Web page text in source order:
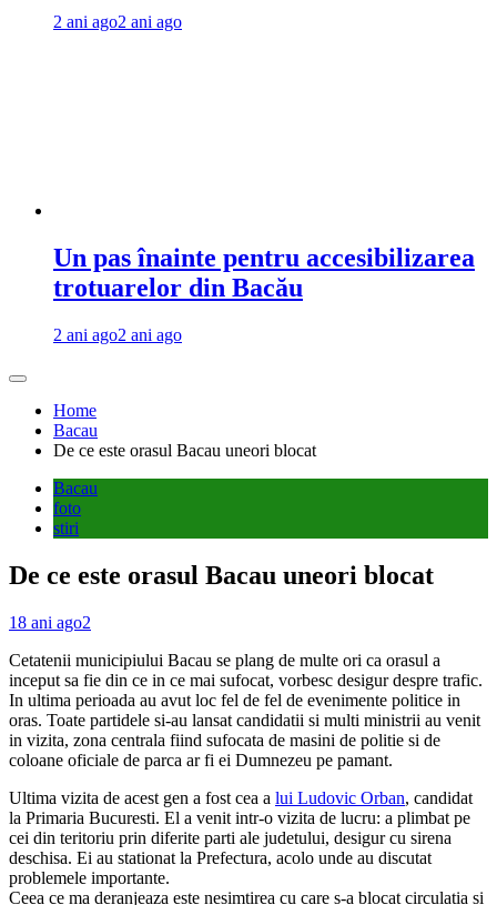
2 ani ago2 ani ago
Un pas înainte pentru accesibilizarea
trotuarelor din Bacău
2 ani ago2 ani ago
Home
Bacau
De ce este orasul Bacau uneori blocat
Bacau
foto
stiri
De ce este orasul Bacau uneori blocat
18 ani ago2
Cetatenii municipiului Bacau se plang de multe ori ca orasul a
inceput sa fie din ce in ce mai sufocat, vorbesc desigur despre trafic.
In ultima perioada au avut loc fel de fel de evenimente politice in
oras. Toate partidele si-au lansat candidatii si multi ministrii au venit
in vizita, zona centrala fiind sufocata de masini de politie si de
coloane oficiale de parca ar fi ei Dumnezeu pe pamant.
Ultima vizita de acest gen a fost cea a lui Ludovic Orban, candidat
la Primaria Bucuresti. El a venit intr-o vizita de lucru: a plimbat pe
cei din teritoriu prin diferite parti ale judetului, desigur cu sirena
deschisa. Ei au stationat la Prefectura, acolo unde au discutat
problemele importante.
Ceea ce ma deranjeaza este nesimtirea cu care s-a blocat circulatia si